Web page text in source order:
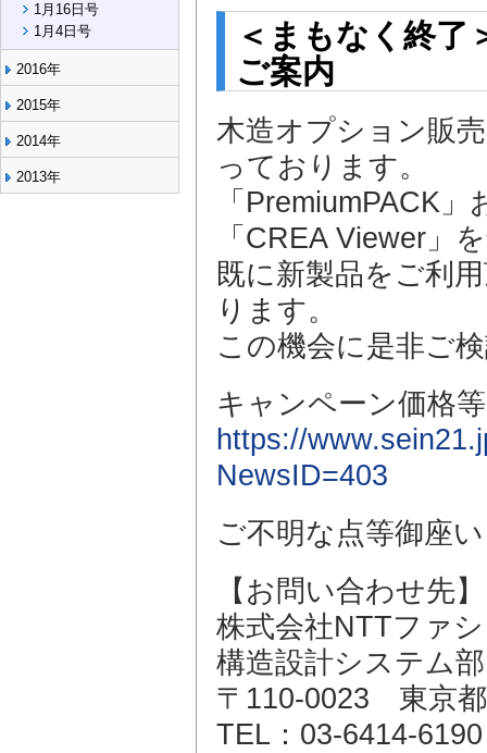
1月16日号
1月4日号
2016年
2015年
2014年
2013年
＜まもなく終了
ご案内
木造オプション販
っております。
「PremiumPACK
「CREA Viewer」
既に新製品をご利
ります。
この機会に是非ご
キャンペーン価格
https://
NewsID=403
ご不明な点等御座
【お問い合わせ先】
株式会社NTTファ
構造設計システム部
〒110-0023 東京
TEL：03-6414-